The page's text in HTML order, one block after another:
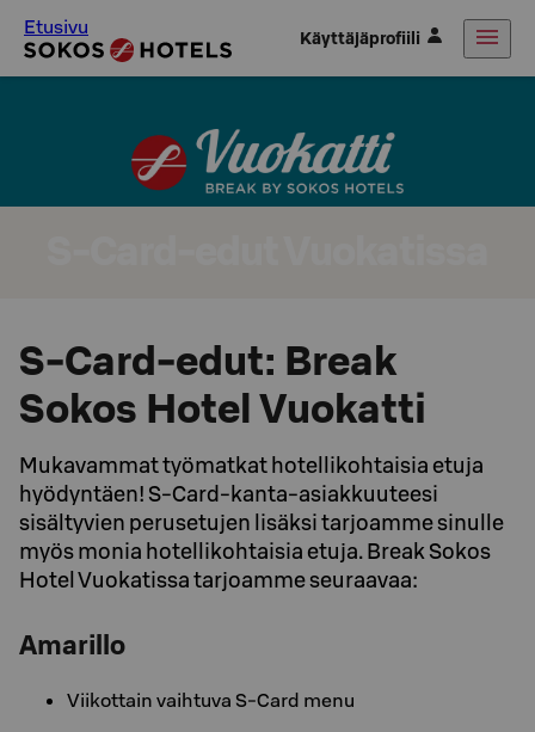
Etusivu Käyttäjäprofiili
S-Card-edut: Break
Sokos Hotel Vuokatti
Mukavammat työmatkat hotellikohtaisia etuja
hyödyntäen! S-Card-kanta-asiakkuuteesi
sisältyvien perusetujen lisäksi tarjoamme sinulle
myös monia hotellikohtaisia etuja. Break Sokos
Hotel Vuokatissa tarjoamme seuraavaa:
Amarillo
Viikottain vaihtuva S-Card menu